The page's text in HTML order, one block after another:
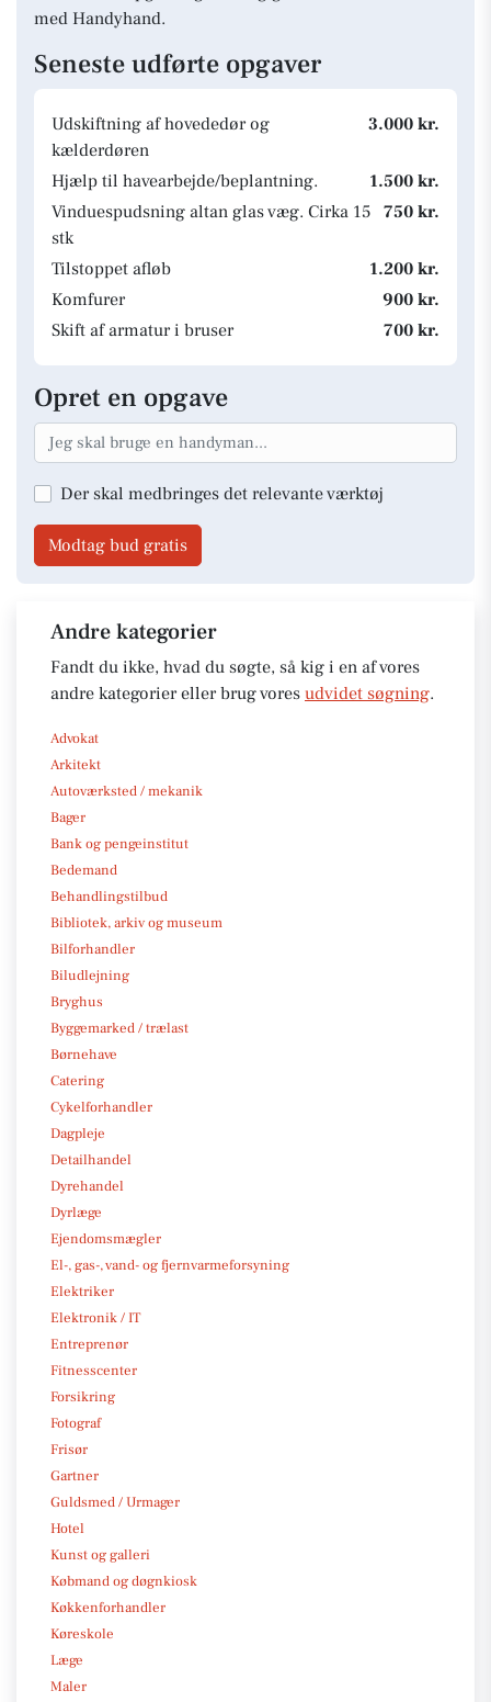
med Handyhand.
Seneste udførte opgaver
Udskiftning af hovededør og
kælderdøren
3.000 kr.
Hjælp til havearbejde/beplantning.
1.500 kr.
Vinduespudsning altan glas væg. Cirka 15
stk
750 kr.
Tilstoppet afløb
1.200 kr.
Komfurer
900 kr.
Skift af armatur i bruser
700 kr.
Opret en opgave
Der skal medbringes det relevante værktøj
Modtag bud gratis
Andre kategorier
Fandt du ikke, hvad du søgte, så kig i en af vores
andre kategorier eller brug vores udvidet søgning.
Advokat
Arkitekt
Autoværksted / mekanik
Bager
Bank og pengeinstitut
Bedemand
Behandlingstilbud
Bibliotek, arkiv og museum
Bilforhandler
Biludlejning
Bryghus
Byggemarked / trælast
Børnehave
Catering
Cykelforhandler
Dagpleje
Detailhandel
Dyrehandel
Dyrlæge
Ejendomsmægler
El-, gas-, vand- og fjernvarmeforsyning
Elektriker
Elektronik / IT
Entreprenør
Fitnesscenter
Forsikring
Fotograf
Frisør
Gartner
Guldsmed / Urmager
Hotel
Kunst og galleri
Købmand og døgnkiosk
Køkkenforhandler
Køreskole
Læge
Maler